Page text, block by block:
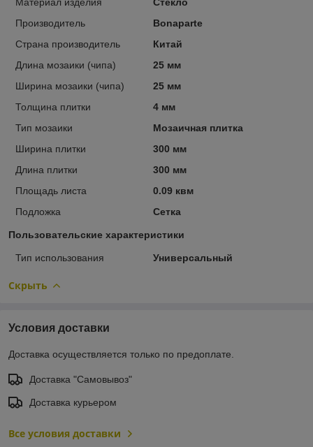
Производитель
Bonaparte
Страна производитель
Китай
Длина мозаики (чипа)
25 мм
Ширина мозаики (чипа)
25 мм
Толщина плитки
4 мм
Тип мозаики
Мозаичная плитка
Ширина плитки
300 мм
Длина плитки
300 мм
Площадь листа
0.09 квм
Подложка
Сетка
Пользовательские характеристики
Тип использования Универсальный
Скрыть
Условия доставки
Доставка осуществляется только по предоплате.
Доставка "Самовывоз"
Доставка курьером
Все условия доставки